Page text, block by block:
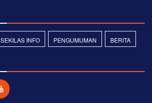
SEKILAS INFO PENGUMUMAN BERITA